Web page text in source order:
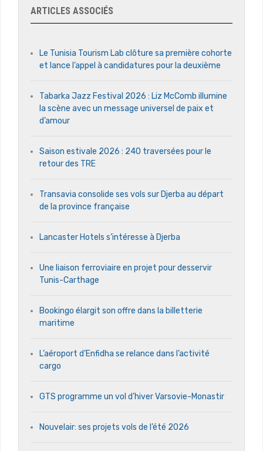
ARTICLES ASSOCIÉS
Le Tunisia Tourism Lab clôture sa première cohorte
et lance l’appel à candidatures pour la deuxième
Tabarka Jazz Festival 2026 : Liz McComb illumine
la scène avec un message universel de paix et
d’amour
Saison estivale 2026 : 240 traversées pour le
retour des TRE
Transavia consolide ses vols sur Djerba au départ
de la province française
Lancaster Hotels s’intéresse à Djerba
Une liaison ferroviaire en projet pour desservir
Tunis-Carthage
Bookingo élargit son offre dans la billetterie
maritime
L’aéroport d’Enfidha se relance dans l’activité
cargo
GTS programme un vol d’hiver Varsovie-Monastir
Nouvelair: ses projets vols de l’été 2026